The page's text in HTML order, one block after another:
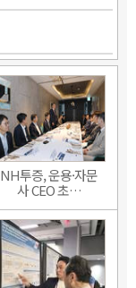
NH투증, 운용·자문
사 CEO 초…